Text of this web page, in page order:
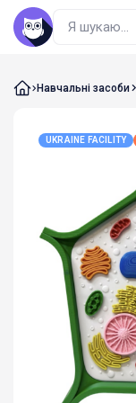
Навчальні засоби
UKRAINE FACILITY